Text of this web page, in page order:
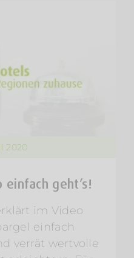
2020
einfach geht’s!
im Video
einfach
verrät wertvolle